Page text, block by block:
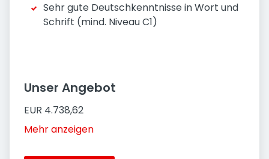
Sehr gute Deutschkenntnisse in Wort und
Schrift (mind. Niveau C1)
Unser Angebot
EUR 4.738,62
Mehr anzeigen